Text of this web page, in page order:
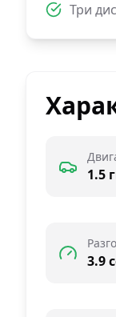
Три
1.5
3.9